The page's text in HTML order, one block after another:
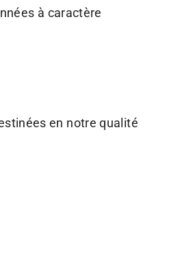
à caractère
en notre qualité